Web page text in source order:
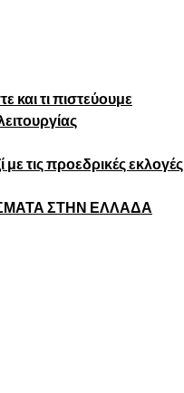
και τι πιστεύουμε
τις προεδρικές εκλογές
ΣΤΗΝ ΕΛΛΑΔΑ